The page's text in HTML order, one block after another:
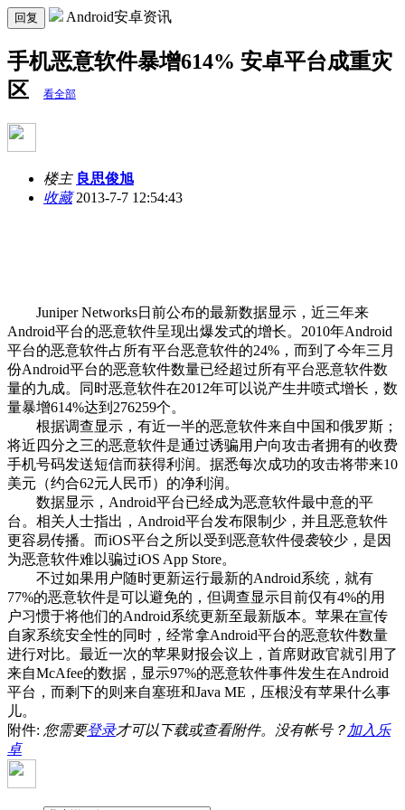
回复 Android安卓资讯
手机恶意软件暴增614% 安卓平台成重灾
区
看全部
楼主 良思俊旭
收藏2013-7-7 12:54:43
Juniper Networks日前公布的最新数据显示，近三年来
Android平台的恶意软件呈现出爆发式的增长。2010年Android
平台的恶意软件占所有平台恶意软件的24%，而到了今年三月
份Android平台的恶意软件数量已经超过所有平台恶意软件数
量的九成。同时恶意软件在2012年可以说产生井喷式增长，数
量暴增614%达到276259个。
根据调查显示，有近一半的恶意软件来自中国和俄罗斯；
将近四分之三的恶意软件是通过诱骗用户向攻击者拥有的收费
手机号码发送短信而获得利润。据悉每次成功的攻击将带来10
美元（约合62元人民币）的净利润。
数据显示，Android平台已经成为恶意软件最中意的平
台。相关人士指出，Android平台发布限制少，并且恶意软件
更容易传播。而iOS平台之所以受到恶意软件侵袭较少，是因
为恶意软件难以骗过iOS App Store。
不过如果用户随时更新运行最新的Android系统，就有
77%的恶意软件是可以避免的，但调查显示目前仅有4%的用
户习惯于将他们的Android系统更新至最新版本。苹果在宣传
自家系统安全性的同时，经常拿Android平台的恶意软件数量
进行对比。最近一次的苹果财报会议上，首席财政官就引用了
来自McAfee的数据，显示97%的恶意软件事件发生在Android
平台，而剩下的则来自塞班和Java ME，压根没有苹果什么事
儿。
附件: 您需要登录才可以下载或查看附件。没有帐号？ 加入乐
卓